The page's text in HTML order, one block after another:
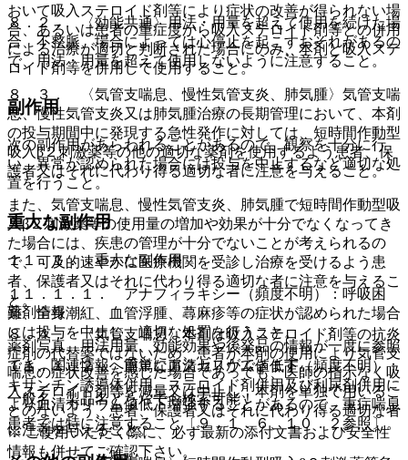
８．２． 〈効能共通〉用法・用量を超えて使用を続けた場
合、不整脈、場合によっては心停止を起こすおそれがあるの
で、用法・用量を超えて使用しないように注意すること。
８．３． 〈気管支喘息、慢性気管支炎、肺気腫〉気管支喘
息、慢性気管支炎又は肺気腫治療の長期管理において、本剤
の投与期間中に発現する急性発作に対しては、短時間作動型
吸入β２刺激薬等の他の適切な薬剤を使用するよう患者、保
護者又はそれに代わり得る適切な者に注意を与えること。
また、気管支喘息、慢性気管支炎、肺気腫で短時間作動型吸
入β２刺激薬等の使用量の増加や効果が十分でなくなってき
た場合には、疾患の管理が十分でないことが考えられるの
で、可及的速やかに医療機関を受診し治療を受けるよう患
者、保護者又はそれに代わり得る適切な者に注意を与えるこ
と。
８．４． 〈気管支喘息〉本剤は吸入ステロイド剤等の抗炎
症剤の代替薬ではないため、患者が本剤の使用により気管支
喘息の症状改善を感じた場合であっても、医師の指示なく吸
入ステロイド剤等を減量又は中止し、本剤を単独で用いるこ
とのないよう、患者、保護者又はそれに代わり得る適切な者
に注意を与えること。
おいて吸入ステロイド剤等により症状の改善が得られない場
合、あるいは患者の重症度から吸入ステロイド剤等との併用
による治療が適切と判断された場合にのみ、本剤と吸入ステ
ロイド剤等を併用して使用すること。
副作用
次の副作用があらわれることがあるので、観察を十分に行
い、異常が認められた場合には投与を中止するなど適切な処
置を行うこと。
重大な副作用
１１．１． 重大な副作用
１１．１．１． アナフィラキシー（頻度不明）：呼吸困
難、全身潮紅、血管浮腫、蕁麻疹等の症状が認められた場合
には投与を中止し、適切な処置を行うこと。
１１．１．２． 重篤な血清カリウム値低下（頻度不明）：
キサンチン誘導体併用、ステロイド剤併用及び利尿剤併用に
より血清カリウム値低下増強することがあるので、重症喘息
患者では特に注意すること〔９．１．６、１０．２参照〕。
薬剤情報
薬剤写真、用法用量、効能効果や後発品の情報が一度に参照
でき、関連情報へ簡単にアクセスができます。
一般名、製品名どちらでも検索可能！
※ ご使用いただく際に、必ず最新の添付文書および安全性
情報も併せてご確認下さい。